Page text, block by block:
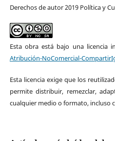
Derechos de autor 2019 Política y
Esta obra está bajo una licencia
Atribución-NoComercial-
Esta licencia exige que los
permite distribuir, remezclar,
cualquier medio o formato, incluso